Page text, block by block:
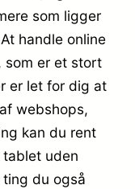
som ligger
handle online
som er et stort
er let for dig at
webshops,
kan du rent
uden
du også